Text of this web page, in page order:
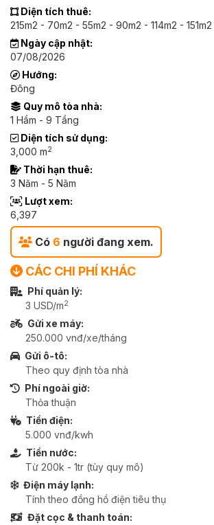
Diện tích thuê:
215m2 - 70m2 - 55m2 - 90m2 - 114m2 -
Ngày cập nhật:
07/08/2026
Hướng:
Đông
Quy mô tòa nhà:
1 Hầm - 9 Tầng
Diện tích sử dụng:
3,000 m2
Thời hạn thuê:
3 Năm - 5 Năm
Lượt xem:
6,397
Có 6 người đang xem.
CÁC CHI PHÍ KHÁC
Phí quản lý:
3 USD/m2
Gửi xe máy:
250.000 vnđ/xe/tháng
Gửi ô-tô:
Theo quy định tòa nhà
Phí ngoài giờ:
Thỏa thuận
Tiền điện:
5.000 vnđ/kwh
Tiền nước:
Từ 200k - 1tr (tùy quy mô)
Điện máy lạnh:
Tính theo đồng hồ điện tiêu thụ
Đặt cọc & thanh toán: